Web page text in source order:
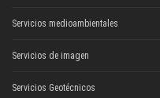
Servicios medioambientales
Servicios de imagen
Servicios Geotécnicos